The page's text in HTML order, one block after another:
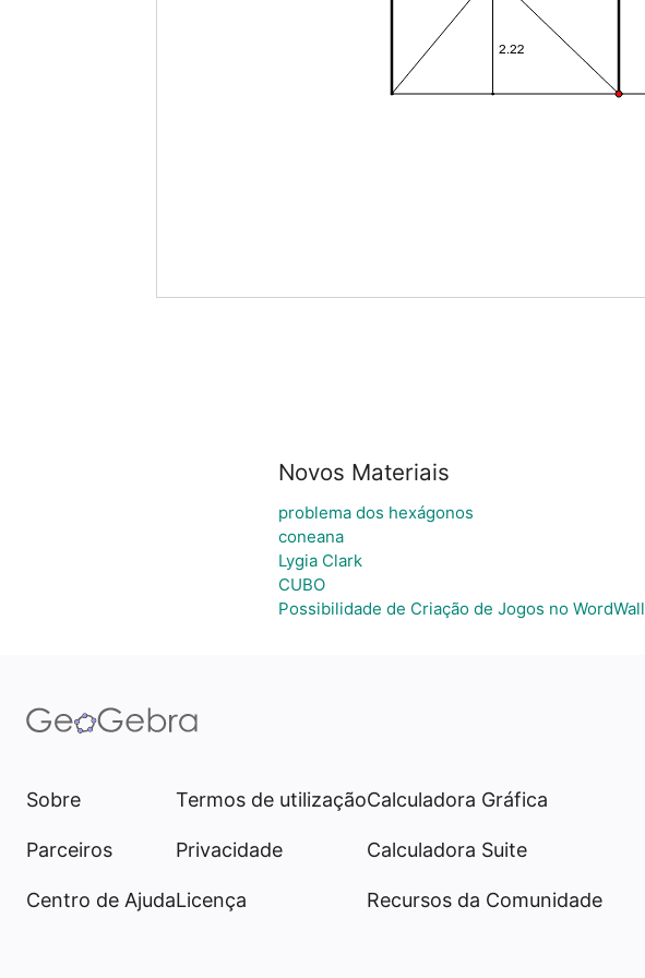
Novos Materiais
problema dos hexágonos
coneana
Lygia Clark
CUBO
Possibilidade de Criação de Jogos no WordWall
Sobre
Parceiros
Centro de Ajuda
Termos de utilização
Privacidade
Licença
Calculadora Gráfica
Calculadora Suite
Recursos da Comunidade